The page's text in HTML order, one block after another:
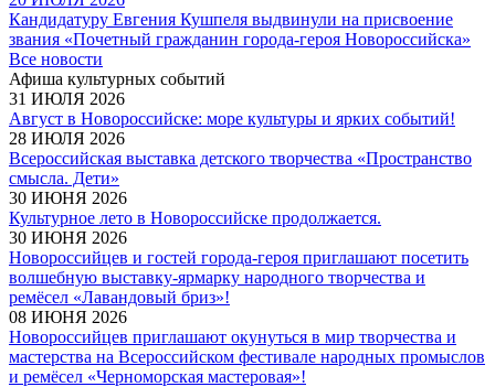
Кандидатуру Евгения Кушпеля выдвинули на присвоение
звания «Почетный гражданин города-героя Новороссийска»
Все новости
Афиша культурных событий
31 ИЮЛЯ 2026
Август в Новороссийске: море культуры и ярких событий!
28 ИЮЛЯ 2026
Всероссийская выставка детского творчества «Пространство
смысла. Дети»
30 ИЮНЯ 2026
Культурное лето в Новороссийске продолжается.
30 ИЮНЯ 2026
Новороссийцев и гостей города-героя приглашают посетить
волшебную выставку-ярмарку народного творчества и
ремёсел «Лавандовый бриз»!
08 ИЮНЯ 2026
Новороссийцев приглашают окунуться в мир творчества и
мастерства на Всероссийском фестивале народных промыслов
и ремёсел «Черноморская мастеровая»!